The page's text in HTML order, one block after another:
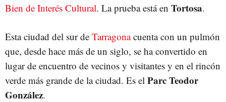
Bien de Interés Cultural. La prueba está en Tortosa.
Esta ciudad del sur de Tarragonacuenta con un pulmón
que, desde hace más de un siglo, se ha convertido en
lugar de encuentro de vecinos y visitantes y en el rincón
verde más grande de la ciudad. Es el Parc Teodor
González.